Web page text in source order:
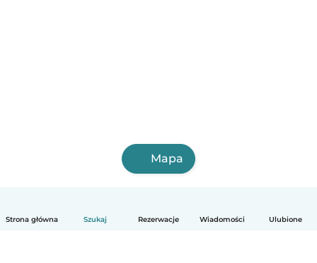
Strona główna Szukaj Rezerwacje Wiadomości Ulubione
Mapa